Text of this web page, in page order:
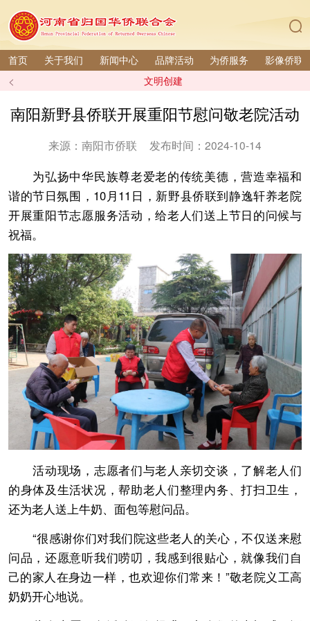
首页 关于我们 新闻中心 品牌活动 为侨服务 影像侨联
< 文明创建
南阳新野县侨联开展重阳节慰问敬老院活动
来源：南阳市侨联 发布时间：2024-10-14
为弘扬中华民族尊老爱老的传统美德，营造幸福和
谐的节日氛围，10月11日，新野县侨联到静逸轩养老院
开展重阳节志愿服务活动，给老人们送上节日的问候与
祝福。
活动现场，志愿者们与老人亲切交谈，了解老人们
的身体及生活状况，帮助老人们整理内务、打扫卫生，
还为老人送上牛奶、面包等慰问品。
“很感谢你们对我们院这些老人的关心，不仅送来慰
问品，还愿意听我们唠叨，我感到很贴心，就像我们自
己的家人在身边一样，也欢迎你们常来！”敬老院义工高
奶奶开心地说。